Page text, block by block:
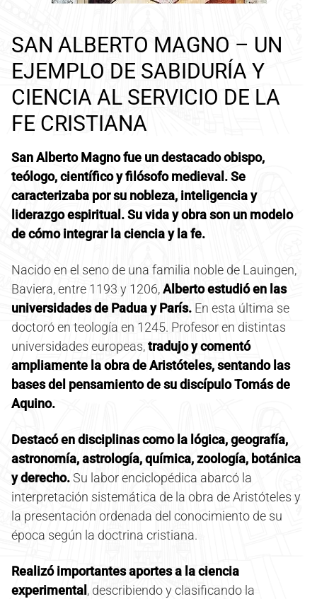
SAN ALBERTO MAGNO – UN
EJEMPLO DE SABIDURÍA Y
CIENCIA AL SERVICIO DE LA
FE CRISTIANA
San Alberto Magno fue un destacado obispo,
teólogo, científico y filósofo medieval. Se
caracterizaba por su nobleza, inteligencia y
liderazgo espiritual. Su vida y obra son un modelo
de cómo integrar la ciencia y la fe.
Nacido en el seno de una familia noble de Lauingen,
Baviera, entre 1193 y 1206,Alberto estudió en las
universidades de Padua y París. En esta última se
doctoró en teología en 1245. Profesor en distintas
universidades europeas,tradujo y comentó
ampliamente la obra de Aristóteles, sentando las
bases del pensamiento de su discípulo Tomás de
Aquino.
Destacó en disciplinas como la lógica, geografía,
astronomía, astrología, química, zoología, botánica
y derecho.Su labor enciclopédica abarcó la
interpretación sistemática de la obra de Aristóteles y
la presentación ordenada del conocimiento de su
época según la doctrina cristiana.
Realizó importantes aportes a la ciencia
experimental , describiendo y clasificando la